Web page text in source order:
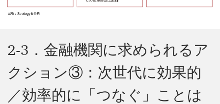
2-3．金融機関に求められるア
クション③：次世代に効果的
／効率的に「つなぐ」ことは